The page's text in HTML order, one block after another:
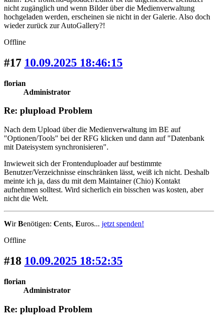
nicht zugänglich und wenn Bilder über die Medienverwaltung
hochgeladen werden, erscheinen sie nicht in der Galerie. Also doch
wieder zurück zur AutoGallery?!
Offline
#17 10.09.2025 18:46:15
florian
Administrator
Re: plupload Problem
Nach dem Upload über die Medienverwaltung im BE auf
"Optionen/Tools" bei der RFG klicken und dann auf "Datenbank
mit Dateisystem synchronisieren".
Inwieweit sich der Frontenduploader auf bestimmte
Benutzer/Verzeichnisse einschränken lässt, weiß ich nicht. Deshalb
meinte ich ja, dass du mit dem Maintainer (Chio) Kontakt
aufnehmen solltest. Wird sicherlich ein bisschen was kosten, aber
nicht die Welt.
WirBenötigen: Cents, Euros... jetzt spenden!
Offline
#18 10.09.2025 18:52:35
florian
Administrator
Re: plupload Problem